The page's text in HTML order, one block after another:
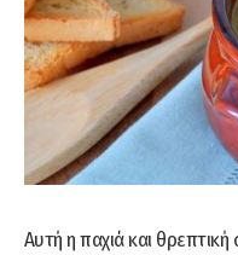
Αυτή η παχιά και θρεπτική